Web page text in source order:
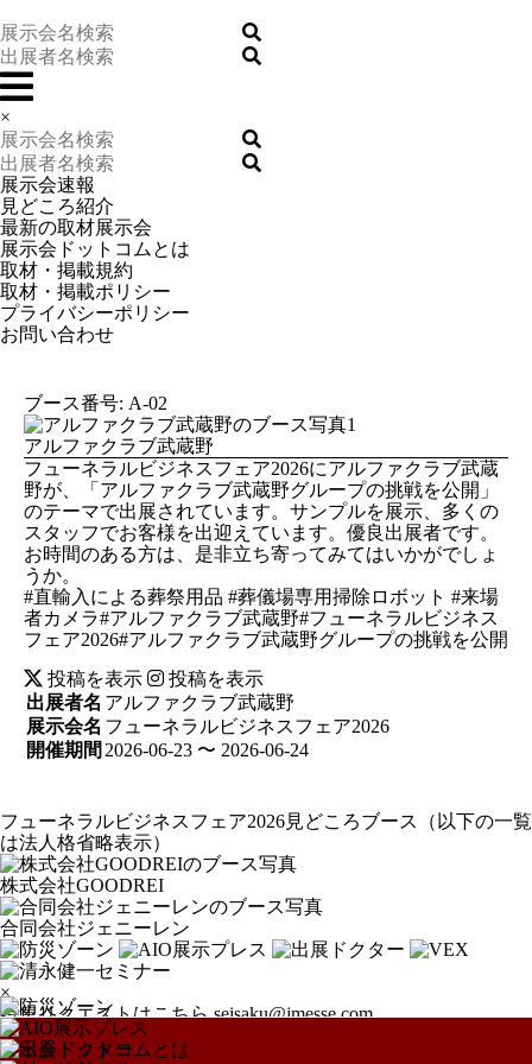
×
展示会速報
見どころ紹介
最新の取材展示会
展示会ドットコムとは
取材・掲載規約
取材・掲載ポリシー
プライバシーポリシー
お問い合わせ
ブース番号: A-02
アルファクラブ武蔵野
フューネラルビジネスフェア2026にアルファクラブ武蔵
野が、「アルファクラブ武蔵野グループの挑戦を公開」
のテーマで出展されています。サンプルを展示、多くの
スタッフでお客様を出迎えています。優良出展者です。
お時間のある方は、是非立ち寄ってみてはいかがでしょ
うか。
#直輸入による葬祭用品 #葬儀場専用掃除ロボット #来場
者カメラ#アルファクラブ武蔵野#フューネラルビジネス
フェア2026#アルファクラブ武蔵野グループの挑戦を公開
投稿を表示
投稿を表示
出展者名 アルファクラブ武蔵野
展示会名 フューネラルビジネスフェア2026
開催期間 2026-06-23 〜 2026-06-24
フューネラルビジネスフェア2026見どころブース
（以下の一覧
は法人格省略表示）
株式会社GOODREI
合同会社ジェニーレン
×
特集リクエストはこちらseisaku@jmesse.com
展示会ドットコムとは